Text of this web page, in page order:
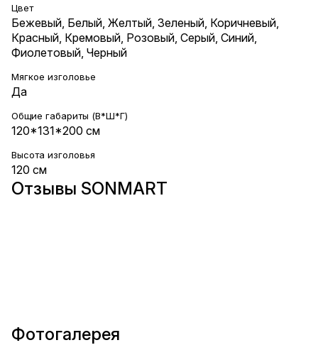
Цвет
Бежевый Белый Желтый Зеленый Коричневый
Красный Кремовый Розовый Серый Синий
Фиолетовый Черный
Мягкое изголовье
Да
Общие габариты (В*Ш*Г)
120*131*200 см
Высота изголовья
120 см
Отзывы SONMART
Фотогалерея